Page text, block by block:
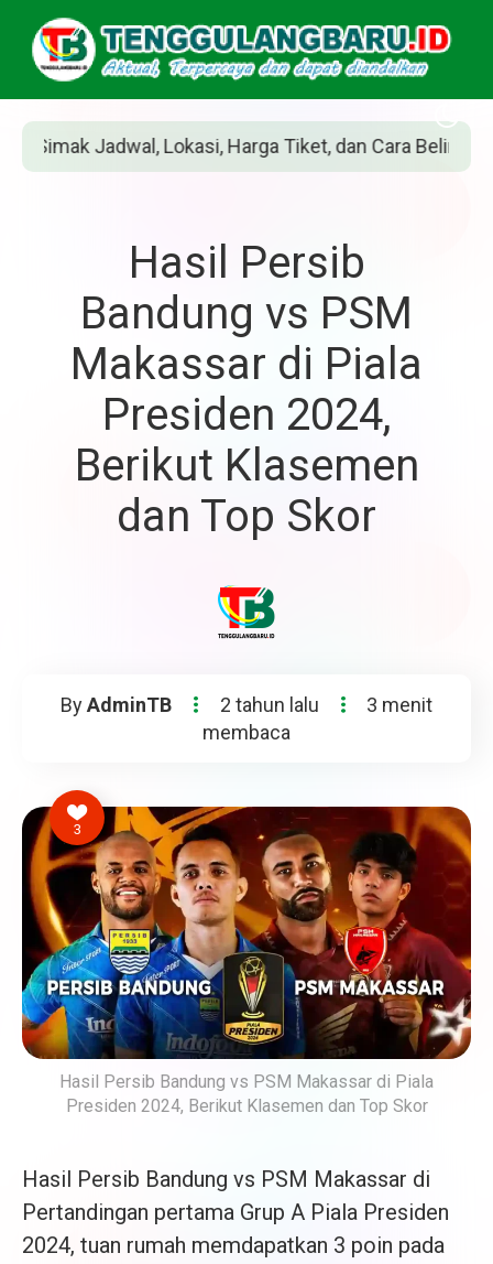
Harga Tiket, dan Cara Belinya Siapakah
Hasil Persib
Bandung vs PSM
Makassar di Piala
Presiden 2024,
Berikut Klasemen
dan Top Skor
ByAdminTB 2 tahun lalu
3 menit
membaca
3
Hasil Persib Bandung vs PSM Makassar di Piala
Presiden 2024, Berikut Klasemen dan Top Skor
Hasil Persib Bandung vs PSM Makassar di
Pertandingan pertama Grup A Piala Presiden
2024, tuan rumah memdapatkan 3 poin pada